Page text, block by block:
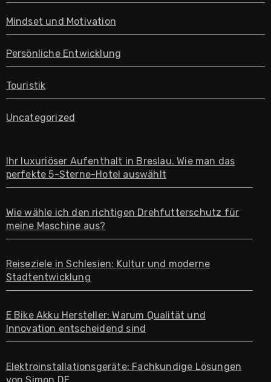
Mindset und Motivation
Persönliche Entwicklung
Touristik
Uncategorized
Ihr luxuriöser Aufenthalt in Breslau. Wie man das
perfekte 5-Sterne-Hotel auswählt
Wie wähle ich den richtigen Drehfutterschutz für
meine Maschine aus?
Reiseziele in Schlesien: Kultur und moderne
Stadtentwicklung
E Bike Akku Hersteller: Warum Qualität und
Innovation entscheidend sind
Elektroinstallationsgeräte: Fachkundige Lösungen